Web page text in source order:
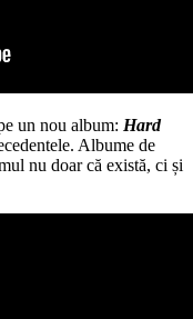
un nou album: Hard
Albume de
nu doar că există, ci și